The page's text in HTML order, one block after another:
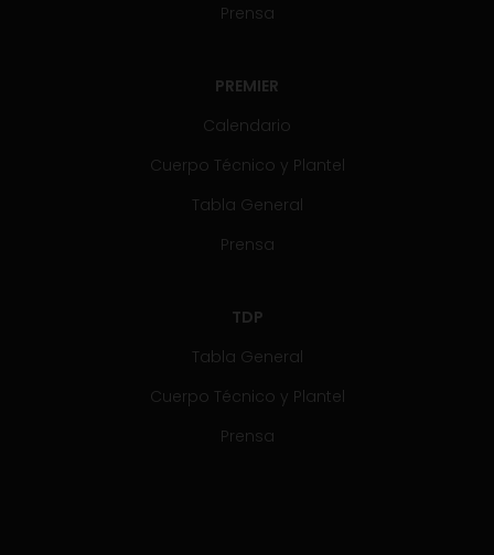
Prensa
PREMIER
Calendario
Cuerpo Técnico y Plantel
Tabla General
Prensa
TDP
Tabla General
Cuerpo Técnico y Plantel
Prensa